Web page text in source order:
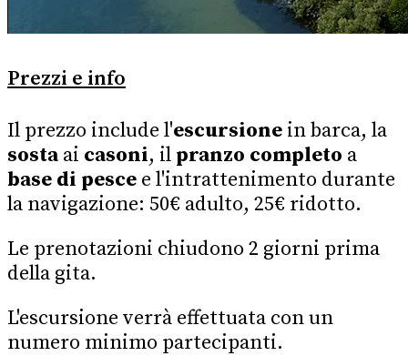
Prezzi e info
Il prezzo include l'escursione in barca, la
sostaai casoni, il pranzo completo a
base di pesce e l'intrattenimento durante
la navigazione: 50€ adulto, 25€ ridotto.
Le prenotazioni chiudono 2 giorni prima
della gita.
L'escursione verrà effettuata con un
numero minimo partecipanti.